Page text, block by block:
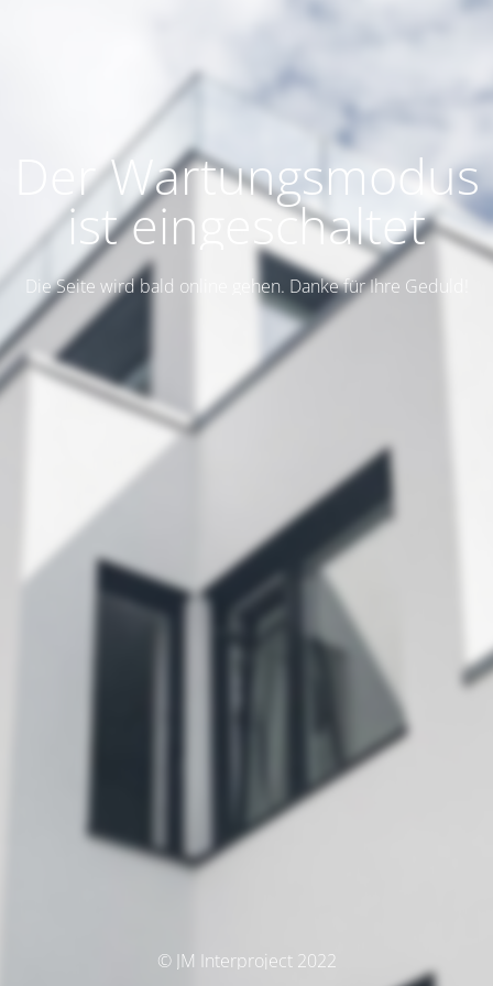
Der Wartungsmodus
ist eingeschaltet
Die Seite wird bald online gehen. Danke für Ihre Geduld!
© JM Interproject 2022